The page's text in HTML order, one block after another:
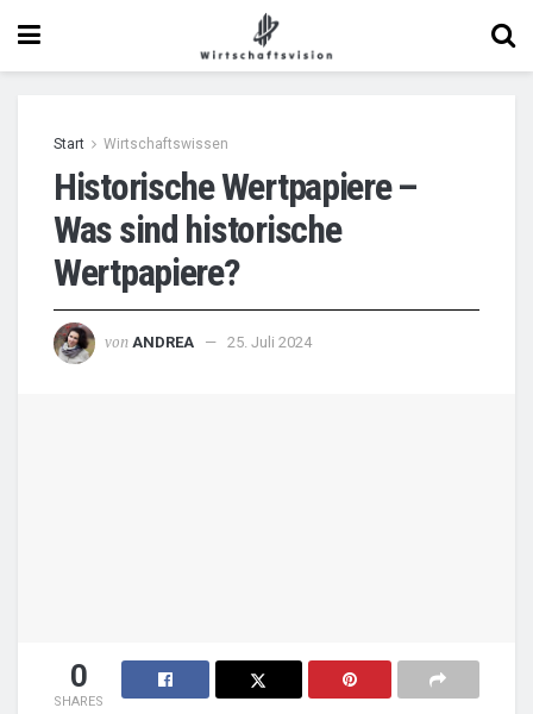
Start Wirtschaftswissen
Historische Wertpapiere –
Was sind historische
Wertpapiere?
von ANDREA 25. Juli 2024
0
SHARES